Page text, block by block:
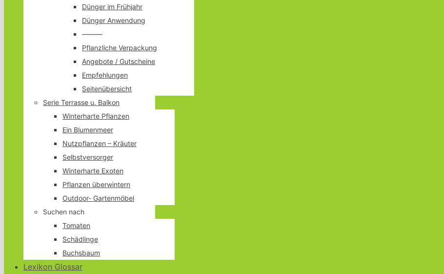
Dünger im Frühjahr
Dünger Anwendung
———
Pflanzliche Verpackung
Angebote / Gutscheine
Empfehlungen
Seitenübersicht
Serie Terrasse u. Balkon
Winterharte Pflanzen
Ein Blumenmeer
Nutzpflanzen – Kräuter
Selbstversorger
Winterharte Exoten
Pflanzen überwintern
Outdoor- Gartenmöbel
Suchen nach
Tomaten
Schädlinge
Buchsbaum
Lexikon Glossar